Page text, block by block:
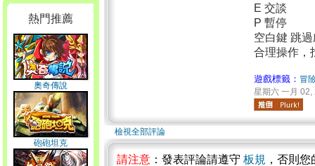
熱門推薦
奧奇傳說
砲砲坦克
E 交談
P 暫停
空白鍵 跳
合理操作，
遊戲標籤： 冒
星期六 一月
檢視全部評論
請注意 ：發表評論請遵守 板規 ，否則